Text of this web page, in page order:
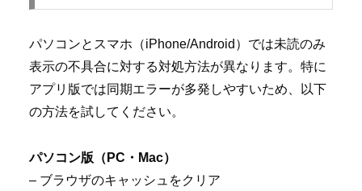
パソコンとスマホ（iPhone/Android）では未読のみ
表示の不具合に対する対処方法が異なります。特に
アプリ版では同期エラーが多発しやすいため、以下
の方法を試してください。
パソコン版（PC・Mac）
– ブラウザのキャッシュをクリア